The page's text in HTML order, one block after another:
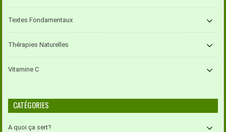
Textes Fondamentaux
Thérapies Naturelles
Vitamine C
CATÉGORIES
A quoi ça sert?